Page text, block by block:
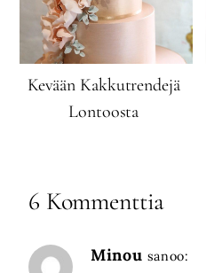
Kevään Kakkutrendejä
Lontoosta
6 Kommenttia
Minou sanoo: